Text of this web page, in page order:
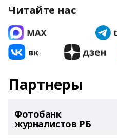
Читайте нас
Партнеры
Фотобанк
журналистов РБ